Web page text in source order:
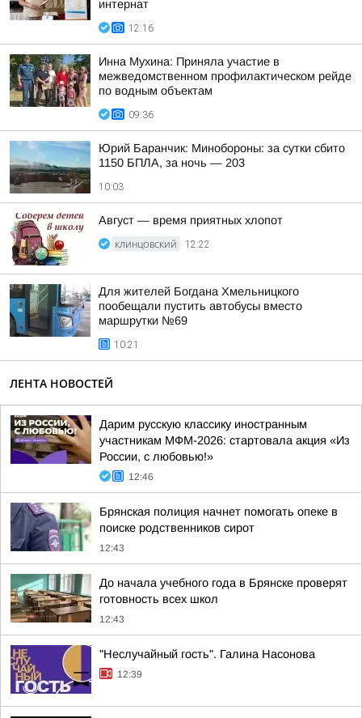
интернат
12:16
Инна Мухина: Приняла участие в
межведомственном профилактическом рейде
по водным объектам
09:36
Юрий Баранчик: Минобороны: за сутки сбито
1150 БПЛА, за ночь — 203
10:03
Август — время приятных хлопот
КЛИНЦОВСКИЙ 12:22
Для жителей Богдана Хмельницкого
пообещали пустить автобусы вместо
маршрутки №69
10:21
ЛЕНТА НОВОСТЕЙ
Дарим русскую классику иностранным
участникам МФМ-2026: стартовала акция «Из
России, с любовью!»
12:46
Брянская полиция начнет помогать опеке в
поиске родственников сирот
12:43
До начала учебного года в Брянске проверят
готовность всех школ
12:43
"Неслучайный гость". Галина Насонова
12:39